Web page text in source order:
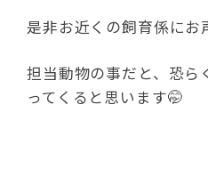
是非お近くの飼育係にお
担当動物の事だと、恐ら
ってくると思います🤭